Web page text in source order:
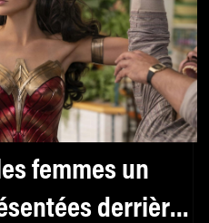
femmes un
derrière